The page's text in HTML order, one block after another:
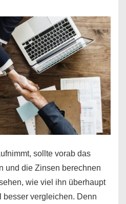
sollte vorab das
und die Zinsen berechnen
wie viel ihn überhaupt
besser vergleichen. Denn